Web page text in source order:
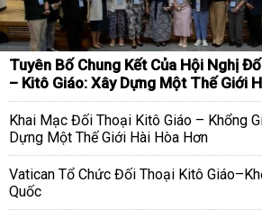
Tuyên Bố Chung Kết Của Hội Nghị
– Kitô Giáo: Xây Dựng Một Thế Giới
Khai Mạc Đối Thoại Kitô Giáo – Khổng
Dựng Một Thế Giới Hài Hòa Hơn
Vatican Tổ Chức Đối Thoại Kitô
Quốc